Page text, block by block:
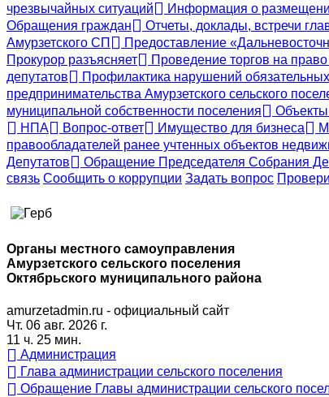
чрезвычайных ситуаций
Информация о
Обращения граждан
Отчеты, доклады, встречи
Амурзетского СП
Предоставление
Прокурор разъясняет
Проведение торгов на
депутатов
Профилактика нарушений
предпринимательства Амурзетского сельского
муниципальной собственности поселения
Объекты
НПА
Вопрос-ответ Имущество для бизнеса
правообладателей ранее учтенных объектов
Депутатов
Обращение Председателя Собрания
связь Сообщить о коррупции Задать вопрос
Органы местного самоуправления
Амурзетского сельского поселения
Октябрьского муниципального района
amurzetadmin.ru - официальный сайт
Чт. 06 авг. 2026 г.
11 ч. 25 мин.
Администрация
Глава администрации сельского поселения
Обращение Главы администрации сельского